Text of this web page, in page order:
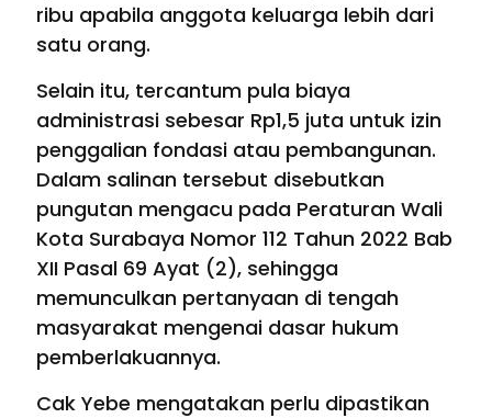
ribu apabila anggota keluarga lebih dari
satu orang.
Selain itu, tercantum pula biaya
administrasi sebesar Rp1,5 juta untuk izin
penggalian fondasi atau pembangunan.
Dalam salinan tersebut disebutkan
pungutan mengacu pada Peraturan Wali
Kota Surabaya Nomor 112 Tahun 2022 Bab
XII Pasal 69 Ayat (2), sehingga
memunculkan pertanyaan di tengah
masyarakat mengenai dasar hukum
pemberlakuannya.
Cak Yebe mengatakan perlu dipastikan